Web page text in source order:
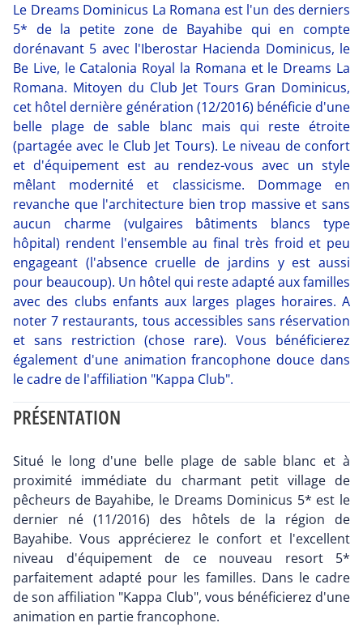
Le Dreams Dominicus La Romana est l'un des derniers
5* de la petite zone de Bayahibe qui en compte
dorénavant 5 avec l'Iberostar Hacienda Dominicus, le
Be Live, le Catalonia Royal la Romana et le Dreams La
Romana. Mitoyen du Club Jet Tours Gran Dominicus,
cet hôtel dernière génération (12/2016) bénéficie d'une
belle plage de sable blanc mais qui reste étroite
(partagée avec le Club Jet Tours). Le niveau de confort
et d'équipement est au rendez-vous avec un style
mêlant modernité et classicisme. Dommage en
revanche que l'architecture bien trop massive et sans
aucun charme (vulgaires bâtiments blancs type
hôpital) rendent l'ensemble au final très froid et peu
engageant (l'absence cruelle de jardins y est aussi
pour beaucoup). Un hôtel qui reste adapté aux familles
avec des clubs enfants aux larges plages horaires. A
noter 7 restaurants, tous accessibles sans réservation
et sans restriction (chose rare). Vous bénéficierez
également d'une animation francophone douce dans
le cadre de l'affiliation "Kappa Club".
PRÉSENTATION
Situé le long d'une belle plage de sable blanc et à
proximité immédiate du charmant petit village de
pêcheurs de Bayahibe, le Dreams Dominicus 5* est le
dernier né (11/2016) des hôtels de la région de
Bayahibe. Vous apprécierez le confort et l'excellent
niveau d'équipement de ce nouveau resort 5*
parfaitement adapté pour les familles. Dans le cadre
de son affiliation "Kappa Club", vous bénéficierez d'une
animation en partie francophone.